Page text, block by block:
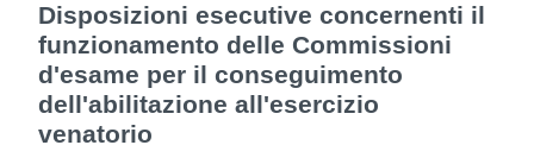
Disposizioni esecutive concernenti il
funzionamento delle Commissioni
d'esame per il conseguimento
dell'abilitazione all'esercizio
venatorio